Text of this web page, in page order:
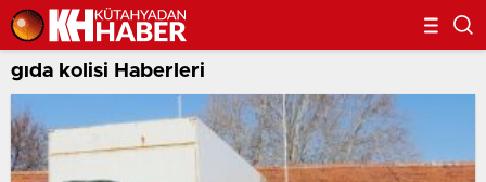
gıda kolisi Haberleri